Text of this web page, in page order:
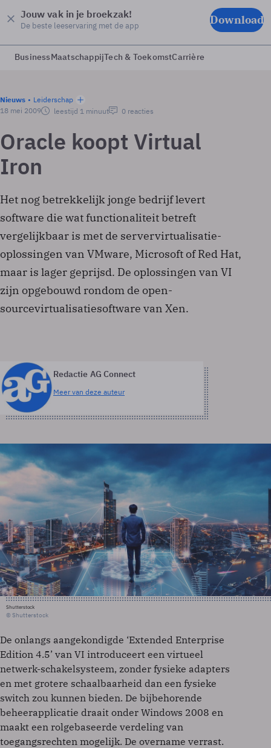
Jouw vak in je broekzak!
De beste leeservaring met de app Download
BusinessMaatschappijTech & ToekomstCarrière
Nieuws
Leiderschap
18 mei 2009
leestijd 1 minuut 0 reacties
Oracle koopt Virtual
Iron
Het nog betrekkelijk jonge bedrijf levert
software die wat functionaliteit betreft
vergelijkbaar is met de servervirtualisatie-
oplossingen van VMware, Microsoft of Red Hat,
maar is lager geprijsd. De oplossingen van VI
zijn opgebouwd rondom de open-
sourcevirtualisatiesoftware van Xen.
Redactie AG Connect
Meer van deze auteur
Shutterstock
© Shutterstock
De onlangs aangekondigde ‘Extended Enterprise
Edition 4.5’ van VI introduceert een virtueel
netwerk-schakelsysteem, zonder fysieke adapters
en met grotere schaalbaarheid dan een fysieke
switch zou kunnen bieden. De bijbehorende
beheerapplicatie draait onder Windows 2008 en
maakt een rolgebaseerde verdeling van
toegangsrechten mogelijk. De overname verrast.